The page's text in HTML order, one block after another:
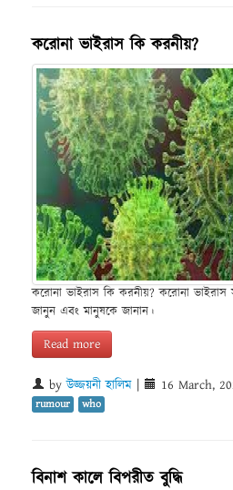
করোনা ভাইরাস কি করনীয়?
করোনা ভাইরাস কি করনীয়? করোনা
জানুন এবং মানুষকে জানান।
Read more
byউজ্জয়নী হালিম | 16 March,
rumour
who
বিনাশ কালে বিপরীত বুদ্ধি